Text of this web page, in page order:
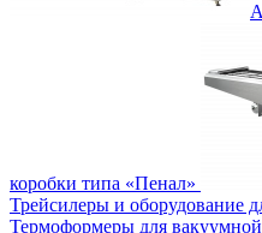
коробки типа «Пенал»
Трейсилеры и оборудование
Термоформеры для